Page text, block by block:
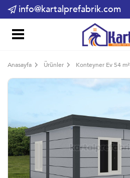
info@kartalprefabrik.com
Anasayfa Ürünler Konteyner Ev 54 m²